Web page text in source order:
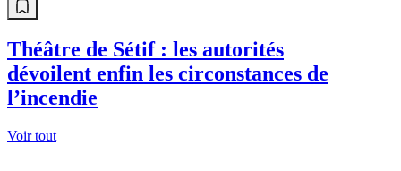
Théâtre de Sétif : les autorités
dévoilent enfin les circonstances de
l’incendie
Voir tout